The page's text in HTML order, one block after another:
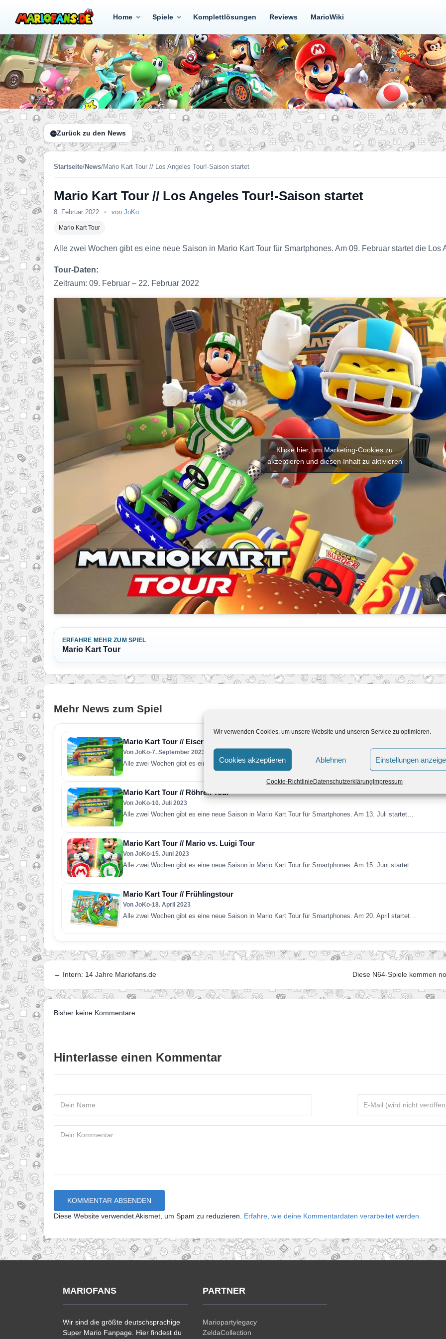
Wir verwenden Cookies, um unsere Website und unseren Service zu optimieren.
Cookies akzeptieren Ablehnen Einstellungen
Cookie-RichtlinieDatenschutzerklärungImpressum
Home Spiele Komplettlösungen Reviews MarioWiki
Zurück zu den News
Startseite/News/Mario Kart Tour // Los Angeles Tour!-Saison startet
Mario Kart Tour // Los Angeles Tour!-Saison startet
8. Februar 2022 • von JoKo
Mario Kart Tour
Alle zwei Wochen gibt es eine neue Saison in Mario Kart Tour für Smartphones. Am 09. Februar startet die Los
Tour-Daten:
Zeitraum: 09. Februar – 22. Februar 2022
Klicke hier, um Marketing-Cookies zu
akzeptieren und diesen Inhalt zu aktivieren
ERFAHRE MEHR ZUM SPIEL
Mario Kart Tour
Mehr News zum Spiel
Mario Kart Tour // Eiscreme-Tour-Saison
Von JoKo•7. September 2023
Alle zwei Wochen gibt es eine neue Saison in Mario Kart Tour für Smartphones. Am 06. September startet…
Mario Kart Tour // Röhren Tour
Von JoKo•10. Juli 2023
Alle zwei Wochen gibt es eine neue Saison in Mario Kart Tour für Smartphones. Am 13. Juli startet…
Mario Kart Tour // Mario vs. Luigi Tour
Von JoKo•15. Juni 2023
Alle zwei Wochen gibt es eine neue Saison in Mario Kart Tour für Smartphones. Am 15. Juni startet…
Mario Kart Tour // Frühlingstour
Von JoKo•18. April 2023
Alle zwei Wochen gibt es eine neue Saison in Mario Kart Tour für Smartphones. Am 20. April startet…
← Intern: 14 Jahre Mariofans.de Diese N64-Spiele kommen
Bisher keine Kommentare.
Hinterlasse einen Kommentar
Diese Website verwendet Akismet, um Spam zu reduzieren. Erfahre, wie deine Kommentardaten verarbeitet werden.
MARIOFANS
Wir sind die größte deutschsprachige
Super Mario Fanpage. Hier findest du
PARTNER
Mariopartylegacy
ZeldaCollection